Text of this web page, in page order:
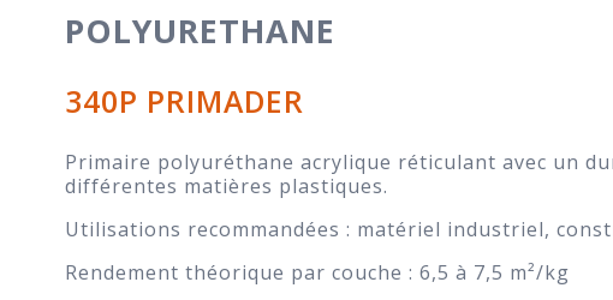
POLYURETHANE
340P PRIMADER
Primaire polyuréthane acrylique réticulant avec un
différentes matières plastiques.
Utilisations recommandées : matériel industriel,
Rendement théorique par couche : 6,5 à 7,5 m²/kg